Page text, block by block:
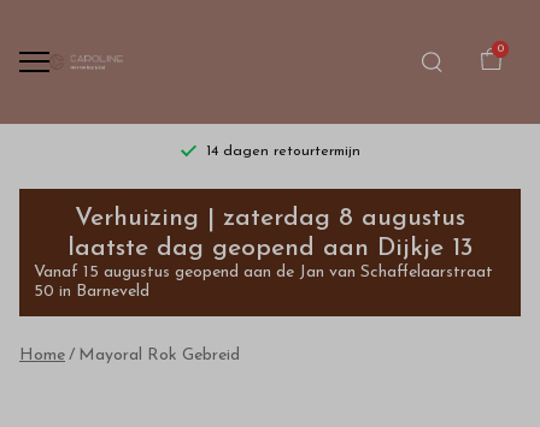
0
14 dagen retourtermijn
Mayoral
Rok
Gebreid
Verhuizing | zaterdag 8 augustus
laatste dag geopend aan Dijkje 13
Vanaf 15 augustus geopend aan de Jan van Schaffelaarstraat
50 in Barneveld
Home Mayoral Rok Gebreid